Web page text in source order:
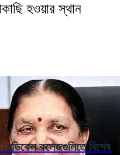
হওয়ার স্থান
কলেজগুলিতে বিশেষ